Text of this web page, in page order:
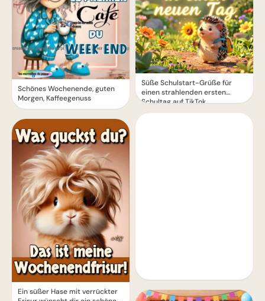
Schönes Wochenende, guten
Morgen, Kaffeegenuss
Ein süßer Hase mit verrückter
Süße Schulstart-Grüße für
einen strahlenden ersten
Schultag auf TikTok